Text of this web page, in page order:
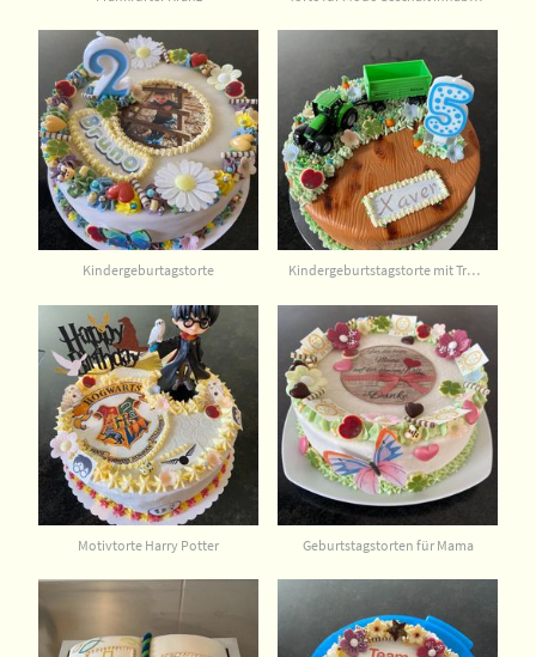
Kindergeburtagstorte Kindergeburtstagstorte mit Traktor
Motivtorte Harry Potter Geburtstagstorten für Mama